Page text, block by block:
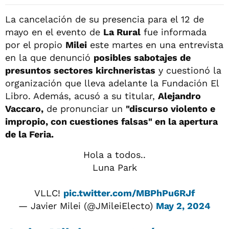
La cancelación de su presencia para el 12 de
mayo en el evento de La Rural fue informada
por el propio Milei este martes en una entrevista
en la que denunció posibles sabotajes de
presuntos sectores kirchneristas y cuestionó la
organización que lleva adelante la Fundación El
Libro. Además, acusó a su titular, Alejandro
Vaccaro, de pronunciar un "discurso violento e
impropio, con cuestiones falsas" en la apertura
de la Feria.
Hola a todos..
Luna Park
VLLC! pic.twitter.com/MBPhPu6RJf
— Javier Milei (@JMileiElecto) May 2, 2024